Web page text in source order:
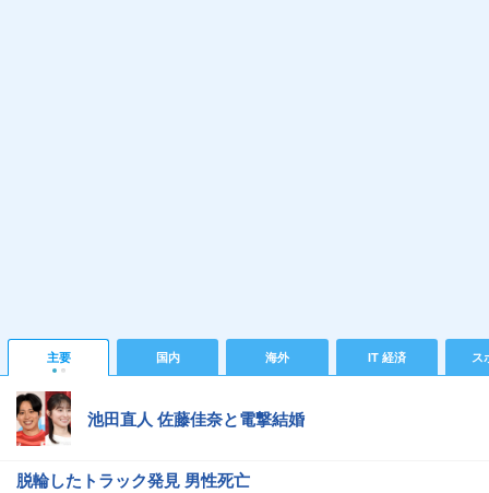
主要 国内 海外 IT 経済 ス
池田直人 佐藤佳奈と電撃結婚
脱輪したトラック発見 男性死亡